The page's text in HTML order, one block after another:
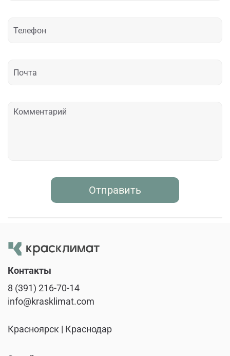
Отправить
Контакты
8 (391) 216-70-14
info@krasklimat.com
Красноярск | Краснодар